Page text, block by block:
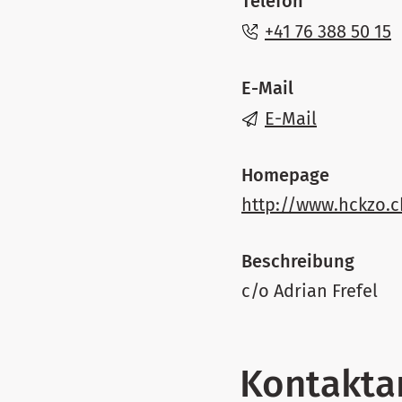
+41 76 388 50 15
E-Mail
E-Mail
Homepage
http://
Beschreibung
c/o Adrian Frefel